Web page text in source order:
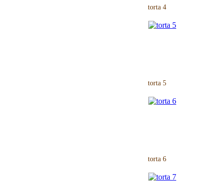
torta 4
torta 5
torta 6